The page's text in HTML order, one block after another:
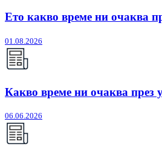
Ето какво време ни очаква
01.08.2026
Какво време ни очаква през
06.06.2026